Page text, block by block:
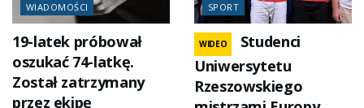
WIADOMOŚCI
19-latek próbował
oszukać 74-latkę.
Został zatrzymany
przez ekipę
SPORT
WIDEO
Studenci
Uniwersytetu
Rzeszowskiego